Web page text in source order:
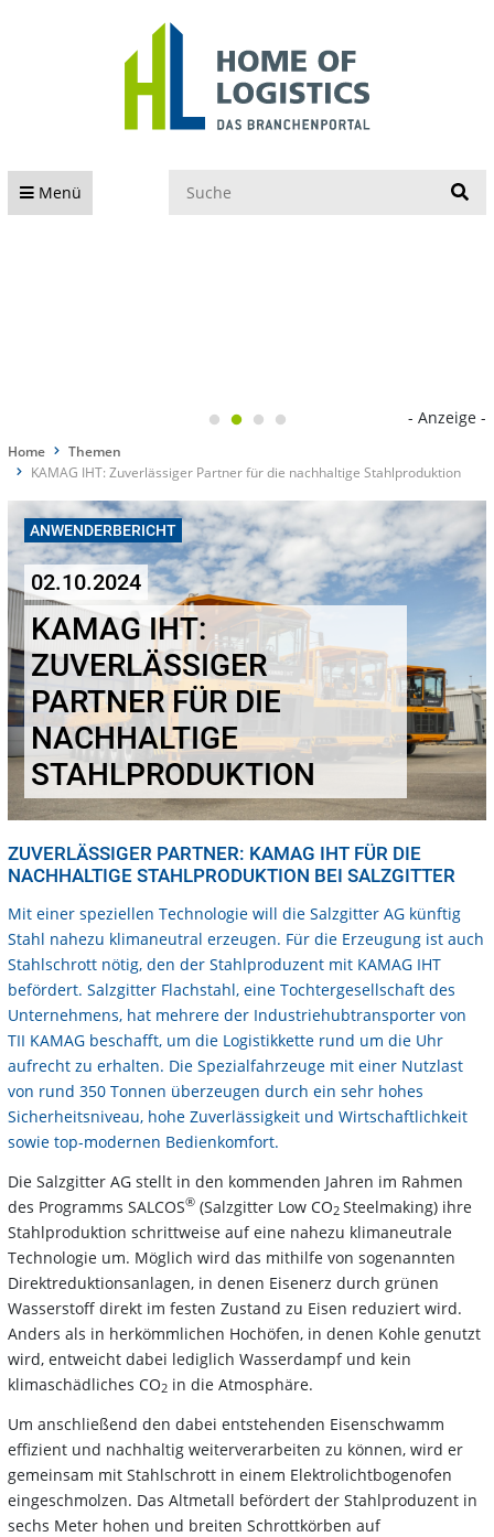
Menü
- Anzeige -
Home
Themen
KAMAG IHT: Zuverlässiger Partner für die nachhaltige Stahlproduktion
ANWENDERBERICHT
02.10.2024
KAMAG IHT:
ZUVERLÄSSIGER
PARTNER FÜR DIE
NACHHALTIGE
STAHLPRODUKTION
ZUVERLÄSSIGER PARTNER: KAMAG IHT FÜR DIE
NACHHALTIGE STAHLPRODUKTION BEI SALZGITTER
Mit einer speziellen Technologie will die Salzgitter AG künftig
Stahl nahezu klimaneutral erzeugen. Für die Erzeugung ist auch
Stahlschrott nötig, den der Stahlproduzent mit KAMAG IHT
befördert. Salzgitter Flachstahl, eine Tochtergesellschaft des
Unternehmens, hat mehrere der Industriehubtransporter von
TII KAMAG beschafft, um die Logistikkette rund um die Uhr
aufrecht zu erhalten. Die Spezialfahrzeuge mit einer Nutzlast
von rund 350 Tonnen überzeugen durch ein sehr hohes
Sicherheitsniveau, hohe Zuverlässigkeit und Wirtschaftlichkeit
sowie top-modernen Bedienkomfort.
Die Salzgitter AG stellt in den kommenden Jahren im Rahmen
des Programms SALCOS® (Salzgitter Low CO2 Steelmaking) ihre
Stahlproduktion schrittweise auf eine nahezu klimaneutrale
Technologie um. Möglich wird das mithilfe von sogenannten
Direktreduktionsanlagen, in denen Eisenerz durch grünen
Wasserstoff direkt im festen Zustand zu Eisen reduziert wird.
Anders als in herkömmlichen Hochöfen, in denen Kohle genutzt
wird, entweicht dabei lediglich Wasserdampf und kein
klimaschädliches CO2 in die Atmosphäre.
Um anschließend den dabei entstehenden Eisenschwamm
effizient und nachhaltig weiterverarbeiten zu können, wird er
gemeinsam mit Stahlschrott in einem Elektrolichtbogenofen
eingeschmolzen. Das Altmetall befördert der Stahlproduzent in
sechs Meter hohen und breiten Schrottkörben auf